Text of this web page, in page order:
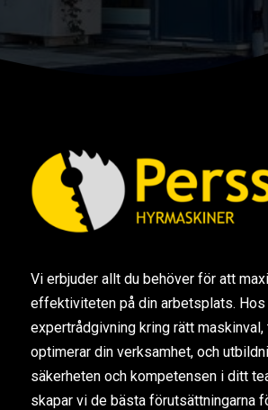
Vi erbjuder allt du behöver för att
effektiviteten på din arbetsplats.
expertrådgivning kring rätt
optimerar din verksamhet, och
säkerheten och kompetensen i ditt
skapar vi de bästa förutsättningarna